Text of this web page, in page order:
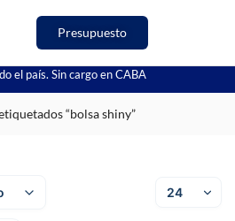
Presupuesto
el país. Sin cargo en CABA
“bolsa shiny”